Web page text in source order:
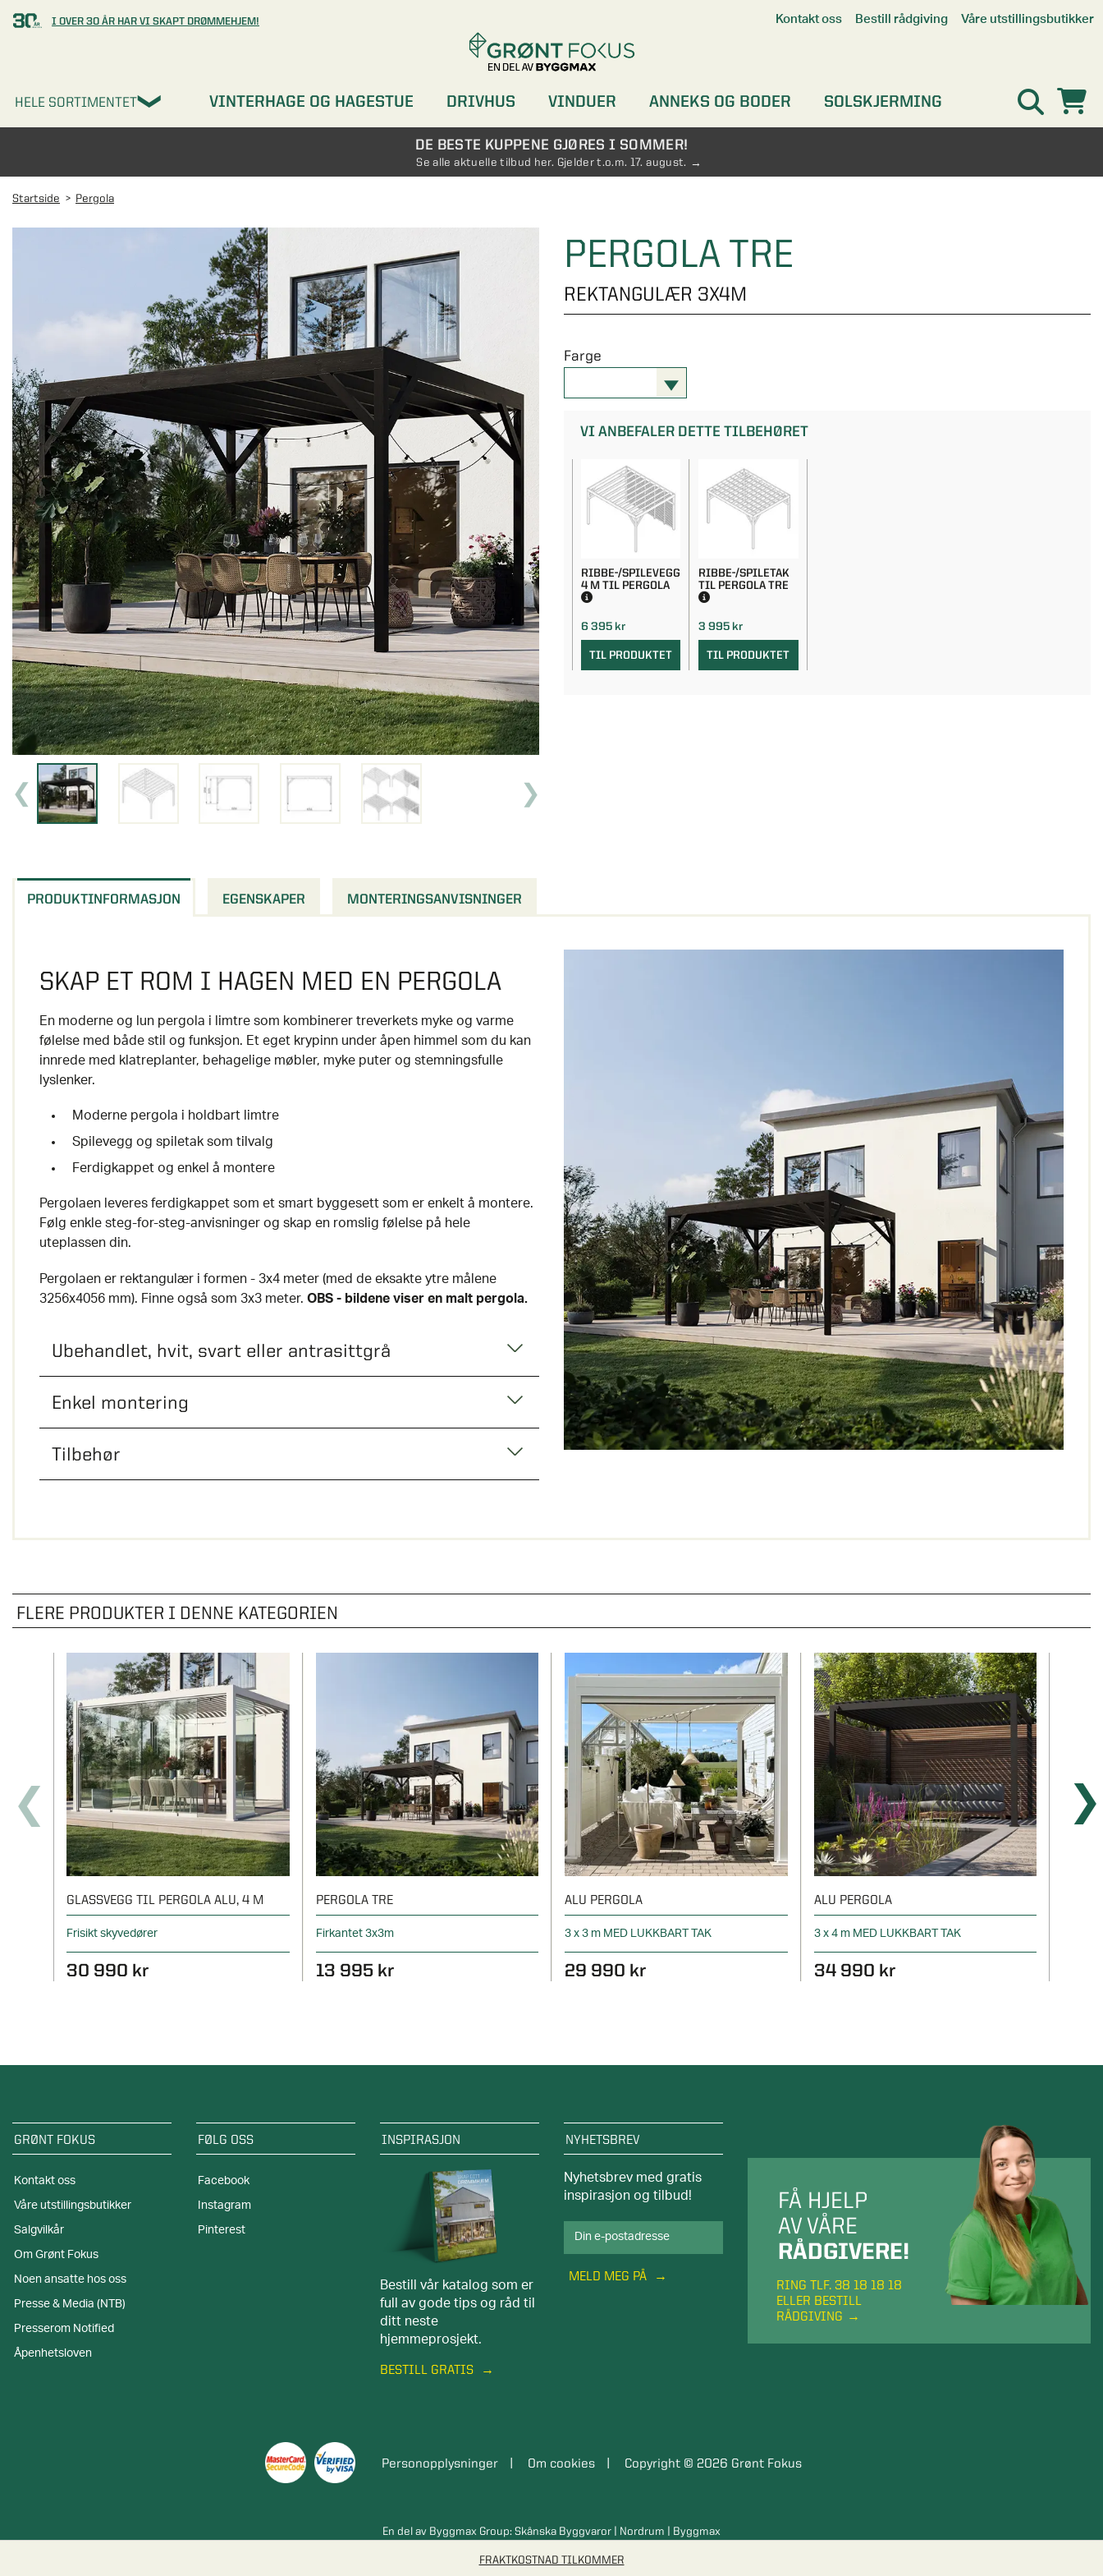
I OVER 30 ÅR HAR VI SKAPT DRØMMEHJEM! Kontakt oss Bestill rådgiving Våre utstillingsbutikker
Kristiansand
HELE SORTIMENTET VINTERHAGE OG HAGESTUE DRIVHUS VINDUER ANNEKS OG BODER
SOLSKJERMING
DØRER
GARDEROBER
DE BESTE KUPPENE GJØRES I SOMMER!
Se alle aktuelle tilbud her. Gjelder t.o.m. 17. august.
Startside Pergola
PERGOLA TRE
REKTANGULÆR 3X4M
Farge
VI ANBEFALER DETTE TILBEHØRET
RIBBE-/SPILEVEGG
4 M TIL PERGOLA
6 395 kr
TIL PRODUKTET
RIBBE-/SPILETAK
TIL PERGOLA TRE
3 995 kr
TIL PRODUKTET
PRODUKTINFORMASJON EGENSKAPER MONTERINGSANVISNINGER
SKAP ET ROM I HAGEN MED EN PERGOLA
En moderne og lun pergola i limtre som kombinerer treverkets myke og varme
følelse med både stil og funksjon. Et eget krypinn under åpen himmel som du kan
innrede med klatreplanter, behagelige møbler, myke puter og stemningsfulle
lyslenker.
Moderne pergola i holdbart limtre
Spilevegg og spiletak som tilvalg
Ferdigkappet og enkel å montere
Pergolaen leveres ferdigkappet som et smart byggesett som er enkelt å montere.
Følg enkle steg-for-steg-anvisninger og skap en romslig følelse på hele
uteplassen din.
Pergolaen er rektangulær i formen - 3x4 meter (med de eksakte ytre målene
3256x4056 mm). Finne også som 3x3 meter. OBS - bildene viser en malt pergola.
Ubehandlet, hvit, svart eller antrasittgrå
Enkel montering
Tilbehør
FLERE PRODUKTER I DENNE KATEGORIEN
GLASSVEGG TIL PERGOLA ALU, 4 M
Frisikt skyvedører
30 990 kr
PERGOLA TRE
Firkantet 3x3m
13 995 kr
ALU PERGOLA
3 x 3 m MED LUKKBART TAK
29 990 kr
ALU PERGOLA
3 x 4 m MED LUKKBART TAK
34 990 kr
GRØNT FOKUS
Kontakt oss
Våre utstillingsbutikker
Salgvilkår
Om Grønt Fokus
Noen ansatte hos oss
Presse & Media (NTB)
Presserom Notified
Åpenhetsloven
FØLG OSS
Facebook
Instagram
Pinterest
INSPIRASJON
Bestill vår katalog som er
full av gode tips og råd til
ditt neste
hjemmeprosjekt.
BESTILL GRATIS
NYHETSBREV
Nyhetsbrev med gratis
inspirasjon og tilbud!
MELD MEG PÅ
FÅ HJELP
AV VÅRE
RÅDGIVERE!
RING TLF. 38 18 18 18
ELLER BESTILL
RÅDGIVING
Personopplysninger Om cookies Copyright © 2026 Grønt Fokus
En del av Byggmax Group:Skånska Byggvaror | Nordrum | Byggmax
FRAKTKOSTNAD TILKOMMER